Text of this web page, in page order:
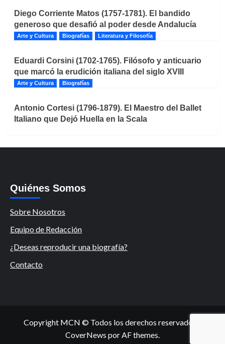
Diego Corriente Matos (1757-1781). El bandido
generoso que desafió al poder desde Andalucía
Arte y Cultura Biografías Literatura y Filosofía
Eduardi Corsini (1702-1765). Filósofo y anticuario
que marcó la erudición italiana del siglo XVIII
Arte y Cultura Biografías
Antonio Cortesi (1796-1879). El Maestro del Ballet
Italiano que Dejó Huella en la Scala
Quiénes Somos
Sobre Nosotros
Equipo de Redacción
¿Deseas reproducir una biografía?
Contacto
Copyright MCN © Todos los derechos reservados.
CoverNews por AF themes.